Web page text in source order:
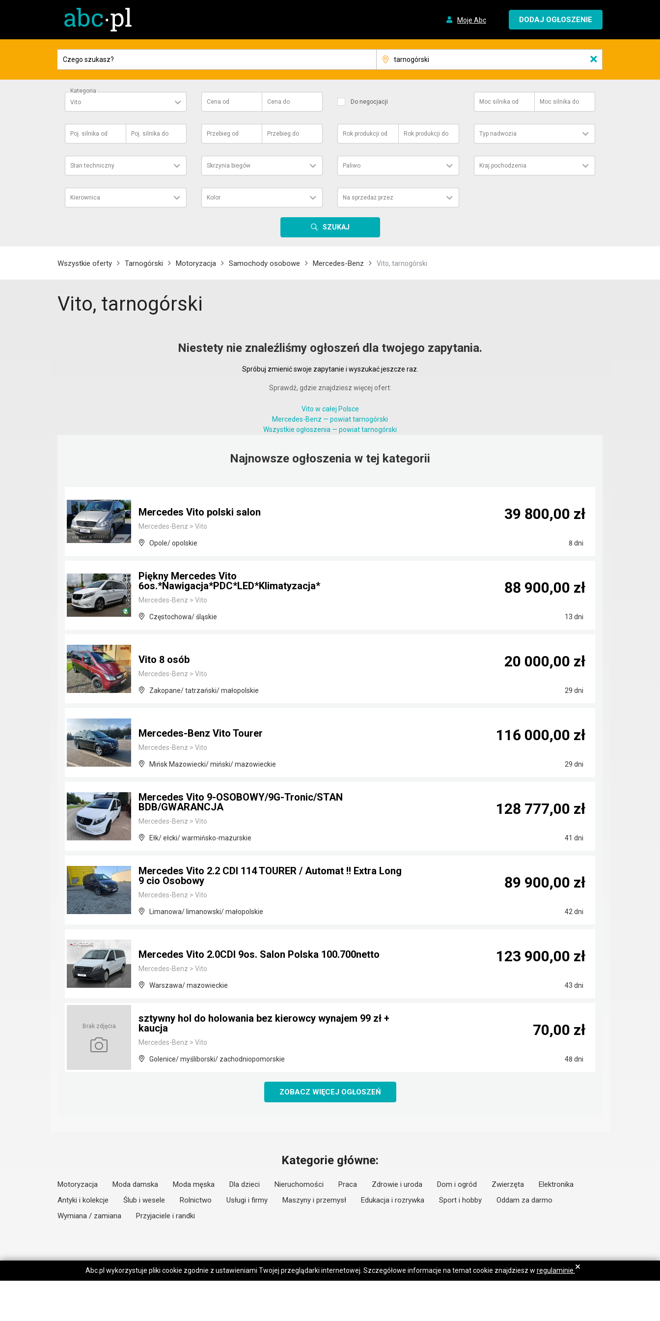
Moje Abc DODAJ OGŁOSZENIE
×
Kategoria
Vito
Cena od Cena do Do negocjacji Moc silnika od Moc silnika do
Poj. silnika od Poj. silnika do Przebieg od Przebieg do Rok produkcji od Rok produkcji do Typ nadwozia
Stan techniczny Skrzynia biegów Paliwo Kraj pochodzenia
Kierownica Kolor Na sprzedaż przez
SZUKAJ
Wszystkie oferty Tarnogórski Motoryzacja Samochody osobowe Mercedes-Benz Vito, tarnogórski
Vito, tarnogórski
Niestety nie znaleźliśmy ogłoszeń dla twojego zapytania.
Spróbuj zmienić swoje zapytanie i wyszukać jeszcze raz.
Sprawdź, gdzie znajdziesz więcej ofert:
Vito w całej Polsce
Mercedes-Benz — powiat tarnogórski
Wszystkie ogłoszenia — powiat tarnogórski
Najnowsze ogłoszenia w tej kategorii
Mercedes Vito polski salon
Mercedes-Benz > Vito
Opole/ opolskie 8 dni
39 800,00 zł
Piękny Mercedes Vito
6os.*Nawigacja*PDC*LED*Klimatyzacja*
Mercedes-Benz > Vito
Częstochowa/ śląskie 13 dni
88 900,00 zł
Vito 8 osób
Mercedes-Benz > Vito
Zakopane/ tatrzański/ małopolskie 29 dni
20 000,00 zł
Mercedes-Benz Vito Tourer
Mercedes-Benz > Vito
Mińsk Mazowiecki/ miński/ mazowieckie 29 dni
116 000,00 zł
Mercedes Vito 9-OSOBOWY/9G-Tronic/STAN
BDB/GWARANCJA
Mercedes-Benz > Vito
Ełk/ ełcki/ warmińsko-mazurskie 41 dni
128 777,00 zł
Mercedes Vito 2.2 CDI 114 TOURER / Automat !! Extra Long
9 cio Osobowy
Mercedes-Benz > Vito
Limanowa/ limanowski/ małopolskie 42 dni
89 900,00 zł
Mercedes Vito 2.0CDI 9os. Salon Polska 100.700netto
Mercedes-Benz > Vito
Warszawa/ mazowieckie 43 dni
123 900,00 zł
Brak zdjęcia
sztywny hol do holowania bez kierowcy wynajem 99 zł +
kaucja
Mercedes-Benz > Vito
Golenice/ myśliborski/ zachodniopomorskie 48 dni
70,00 zł
ZOBACZ WIĘCEJ OGŁOSZEŃ
Kategorie główne:
Motoryzacja Moda damska Moda męska Dla dzieci Nieruchomości Praca Zdrowie i uroda Dom i ogród Zwierzęta
Elektronika
Antyki i kolekcje
Ślub i wesele Rolnictwo Usługi i firmy Maszyny i przemysł Edukacja i rozrywka Sport i hobby
Oddam za darmo
Wymiana / zamiana
Przyjaciele i randki
Abc.pl wykorzystuje pliki cookie zgodnie z ustawieniami Twojej przeglądarki internetowej. Szczegółowe informacje na temat cookie znajdziesz w regulaminie. ×